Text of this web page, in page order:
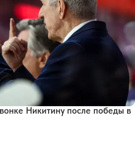
Никитину после победы в